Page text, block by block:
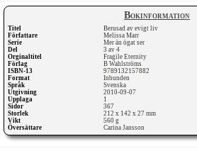
Bokinformation
Titel
Berusad av evigt liv
Författare
Melissa Marr
Serie
Mer än ögat ser
Del
3 av 4
Orginaltitel
Fragile Eternity
Förlag
B Wahlströms
ISBN-13
9789132157882
Format
Inbunden
Språk
Svenska
Utgivning
2010-09-07
Upplaga
1
Sidor
367
Storlek
212 x 142 x 27 mm
Vikt
560 g
Översättare
Carina Jansson